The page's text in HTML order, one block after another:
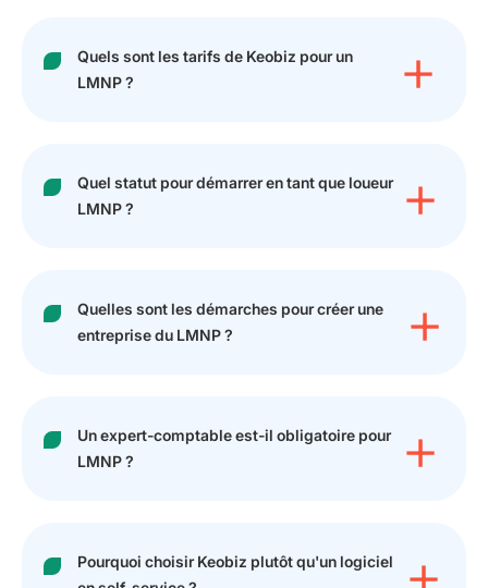
Quels sont les tarifs de Keobiz pour un
LMNP ?
Quel statut pour démarrer en tant que loueur
LMNP ?
Quelles sont les démarches pour créer une
entreprise du LMNP ?
Un expert-comptable est-il obligatoire pour
LMNP ?
Pourquoi choisir Keobiz plutôt qu'un logiciel